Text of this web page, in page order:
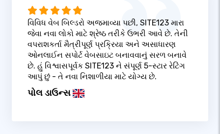
વિવિધ વેબ બિલ્ડરો અજમાવ્યા પછી, SITE123 મારા
જેવા નવા લોકો માટે શ્રેષ્ઠ તરીકે ઉભરી આવે છે. તેની
વપરાશકર્તા મૈત્રીપૂર્ણ પ્રક્રિયા અને અસાધારણ
ઓનલાઈન સપોર્ટ વેબસાઇટ બનાવવાનું સરળ બનાવે
છે. હું વિશ્વાસપૂર્વક SITE123 ને સંપૂર્ણ 5-સ્ટાર રેટિંગ
આપું છું - તે નવા નિશાળીયા માટે યોગ્ય છે.
પોલ ડાઉન્સ